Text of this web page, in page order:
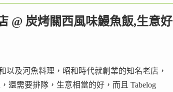
@ 炭烤關西風味鰻魚飯,生意好
以及河魚料理，昭和時代就創業的知名老店，
還需要排隊，生意相當的好，而且 Tabelog